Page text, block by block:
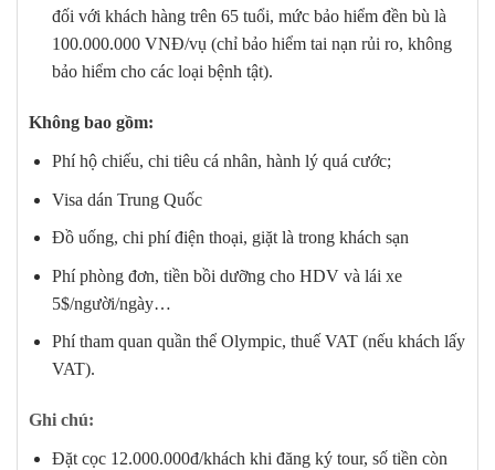
đối với khách hàng trên 65 tuổi, mức bảo hiểm đền bù là
100.000.000 VNĐ/vụ (chỉ bảo hiểm tai nạn rủi ro, không
bảo hiểm cho các loại bệnh tật).
Không bao gồm:
Phí hộ chiếu, chi tiêu cá nhân, hành lý quá cước;
Visa dán Trung Quốc
Đồ uống, chi phí điện thoại, giặt là trong khách sạn
Phí phòng đơn, tiền bồi dưỡng cho HDV và lái xe
5$/người/ngày…
Phí tham quan quần thể Olympic, thuế VAT (nếu khách lấy
VAT).
Ghi chú:
Đặt cọc 12.000.000đ/khách khi đăng ký tour, số tiền còn